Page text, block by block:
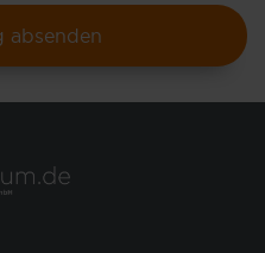
absenden